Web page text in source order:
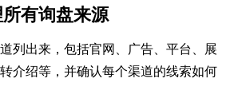
有询盘来源
列出来，包括官网、广告、平台、展
介绍等，并确认每个渠道的线索如何